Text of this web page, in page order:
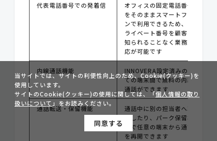
代表電話番号での発着信
オフィスの固定電話番号
をそのままスマートフォ
ンで利用できるため、プ
ライベート番号を顧客に
知られることなく業務対
応が可能です
内線通話機能
INNOVERA設定済みの全
ての端末間で無料の内線
通話ができます
通話転送・保留機能
通話中に別の担当者へ転
送したり、パーク保留機
能で任意の端末から通話
を再開できます
当サイトでは、サイトの利便性向上のため、Cookie(クッキー)を
使用しています。
サイトのCookie(クッキー)の使用に関しては、「個人情報の取り
扱いについて 」をお読みください。
同意する